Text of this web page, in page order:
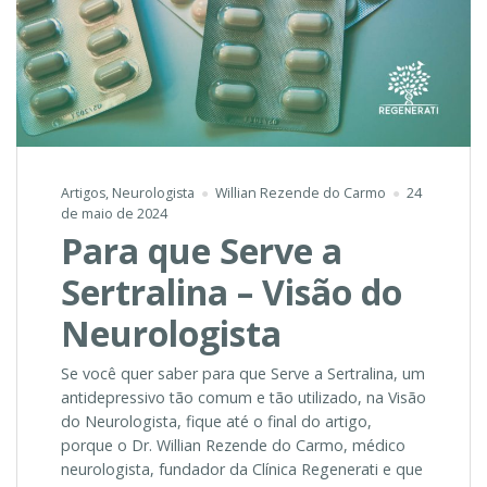
Artigos, Neurologista Willian Rezende do Carmo
24
de maio de 2024
Para que Serve a
Sertralina – Visão do
Neurologista
Se você quer saber para que Serve a Sertralina, um
antidepressivo tão comum e tão utilizado, na Visão
do Neurologista, fique até o final do artigo,
porque o Dr. Willian Rezende do Carmo, médico
neurologista, fundador da Clínica Regenerati e que